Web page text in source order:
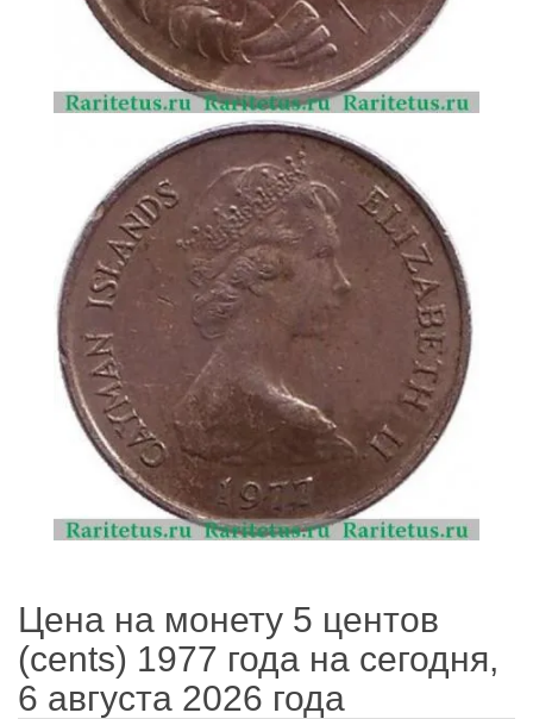
Цена на монету 5 центов
(cents) 1977 года на сегодня,
6 августа 2026 года